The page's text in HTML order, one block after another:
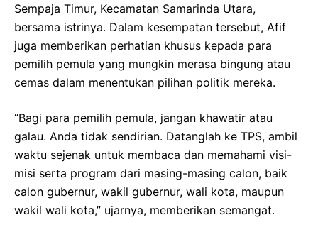
Sempaja Timur, Kecamatan Samarinda Utara,
bersama istrinya. Dalam kesempatan tersebut, Afif
juga memberikan perhatian khusus kepada para
pemilih pemula yang mungkin merasa bingung atau
cemas dalam menentukan pilihan politik mereka.
“Bagi para pemilih pemula, jangan khawatir atau
galau. Anda tidak sendirian. Datanglah ke TPS, ambil
waktu sejenak untuk membaca dan memahami visi-
misi serta program dari masing-masing calon, baik
calon gubernur, wakil gubernur, wali kota, maupun
wakil wali kota,” ujarnya, memberikan semangat.